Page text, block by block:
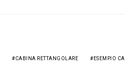
CABINA RETTANGOLARE ESEMPIO